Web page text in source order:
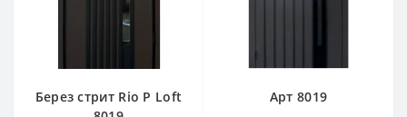
Берез стрит Rio P Loft
Арт 8019